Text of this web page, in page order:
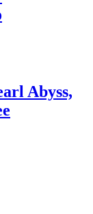
Abyss,